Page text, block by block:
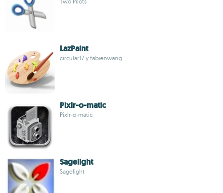
LazPaint
circular17 y fabienwang
Pixlr-o-matic
Pixlr-o-matic
Sagelight
Sagelight